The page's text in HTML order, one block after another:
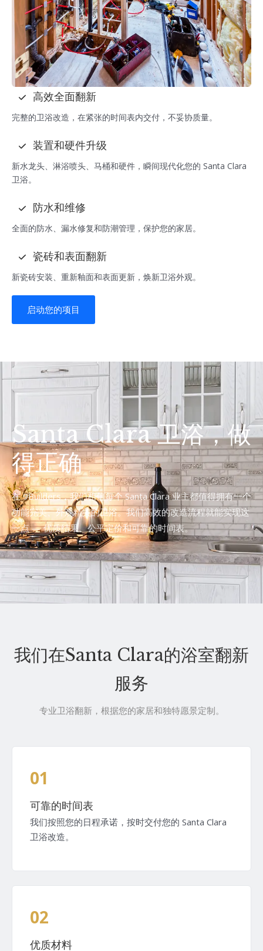
高效全面翻新
完整的卫浴改造，在紧张的时间表内交付，不妥协质量。
装置和硬件升级
新水龙头、淋浴喷头、马桶和硬件，瞬间现代化您的 Santa Clara
卫浴。
防水和维修
全面的防水、漏水修复和防潮管理，保护您的家居。
瓷砖和表面翻新
新瓷砖安装、重新釉面和表面更新，焕新卫浴外观。
启动您的项目
Santa Clara 卫浴，做
得正确
在 9Builders，我们相信每个 Santa Clara 业主都值得拥有一个
功能完美、外观精美的卫浴。我们高效的改造流程就能实现这
一点 — 优质结果、公平定价和可靠的时间表。
我们在Santa Clara的浴室翻新
服务
专业卫浴翻新，根据您的家居和独特愿景定制。
01
可靠的时间表
我们按照您的日程承诺，按时交付您的 Santa Clara
卫浴改造。
02
优质材料